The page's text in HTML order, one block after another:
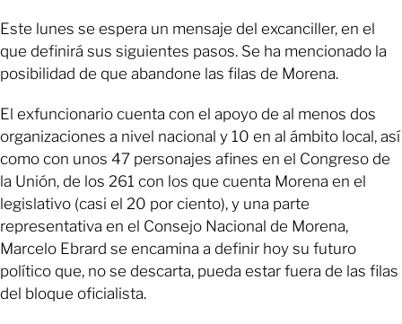
Este lunes se espera un mensaje del excanciller, en el
que definirá sus siguientes pasos. Se ha mencionado la
posibilidad de que abandone las filas de Morena.
El exfuncionario cuenta con el apoyo de al menos dos
organizaciones a nivel nacional y 10 en al ámbito local, así
como con unos 47 personajes afines en el Congreso de
la Unión, de los 261 con los que cuenta Morena en el
legislativo (casi el 20 por ciento), y una parte
representativa en el Consejo Nacional de Morena,
Marcelo Ebrard se encamina a definir hoy su futuro
político que, no se descarta, pueda estar fuera de las filas
del bloque oficialista.